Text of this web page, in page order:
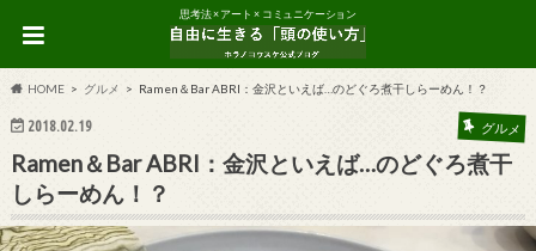
思考法 × アート × コミュニケーション
HOME グルメ Ramen＆Bar ABRI：金沢といえば…のどぐろ煮干しらーめん！？
2018.02.19 グルメ
Ramen＆Bar ABRI：金沢といえば…のどぐろ煮干
しらーめん！？